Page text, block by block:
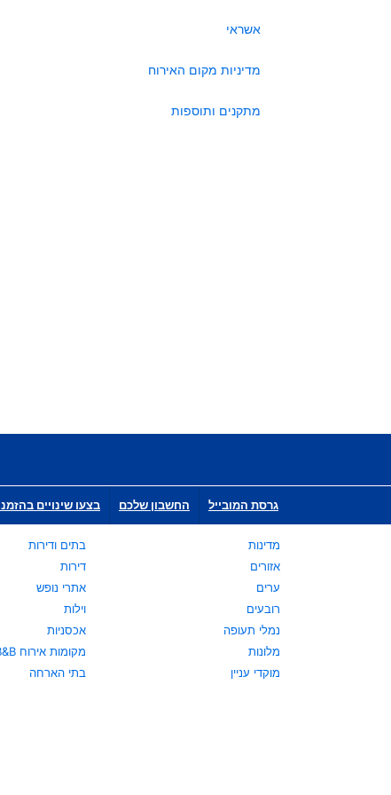
אשראי
מדיניות מקום האירוח
מתקנים ותוספות
גרסת המובייל החשבון שלכם בצעו שינויים
מדינות
אזורים
ערים
רובעים
נמלי תעופה
מלונות
מוקדי עניין
בתים ודירות
דירות
אתרי נופש
וילות
אכסניות
מקומות אירוח B&B
בתי הארחה